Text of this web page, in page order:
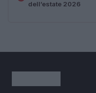
dell’estate 2026